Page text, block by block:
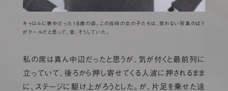
キャロルに夢中だった18歳の頃。この当時の女の子たちは、笑わない写真のほう
がクールだと思って、皆、そうしていた。
私の席は真ん中辺だったと思うが、気が付くと最前列に
立っていて、後ろから押し寄せてくる人波に押されるまま
に、ステージに駆け上がろうとした。が、片足を乗せた途